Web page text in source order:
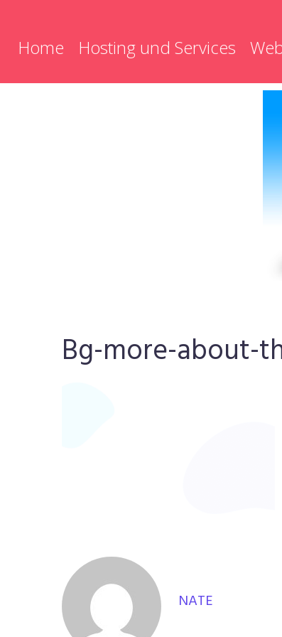
Home Hosting und Services
Bg-more-about-
NATE